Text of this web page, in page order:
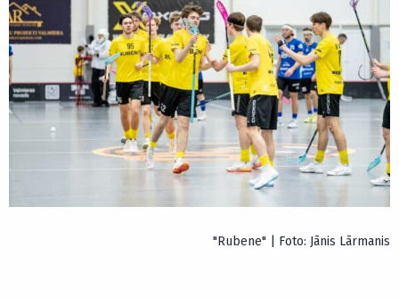
"Rubene" | Foto: Jānis Lārmanis